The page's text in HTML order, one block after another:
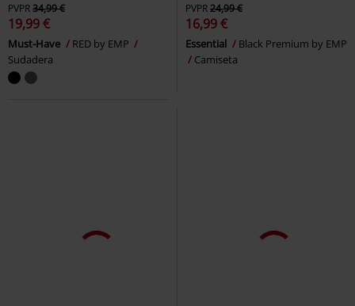
PVPR34,99 €
19,99 €
Must-Have
RED by EMP
Sudadera
PVPR24,99 €
16,99 €
Essential
Black Premium by EMP
Camiseta